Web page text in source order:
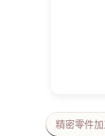
精密零件加